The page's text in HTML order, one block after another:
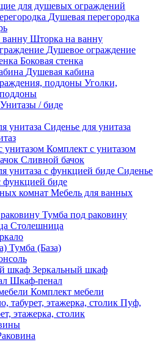
для душевых ограждений
Душевая перегородка
Шторка на ванну
Душевое ограждение
Боковая стенка
Душевая кабина
Уголки,
Унитазы / биде
Сиденье для унитаза
Комплект с унитазом
Сливной бачок
Сиденье
функцией биде
Мебель для ванных
Тумба под раковину
Столешница
Тумба (База)
Зеркальный шкаф
Шкаф-пенал
Комплект мебели
Пуф,
этажерка, столик